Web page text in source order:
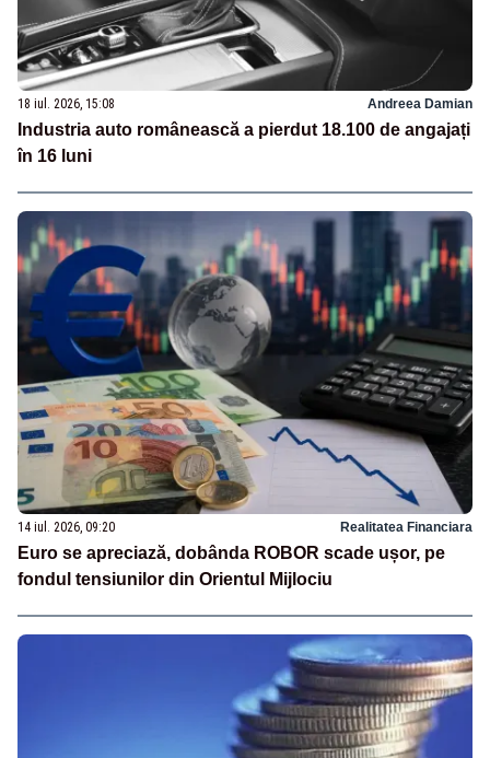
18 iul. 2026, 15:08 Andreea Damian
Industria auto românească a pierdut 18.100 de angajați
în 16 luni
14 iul. 2026, 09:20 Realitatea Financiara
Euro se apreciază, dobânda ROBOR scade ușor, pe
fondul tensiunilor din Orientul Mijlociu